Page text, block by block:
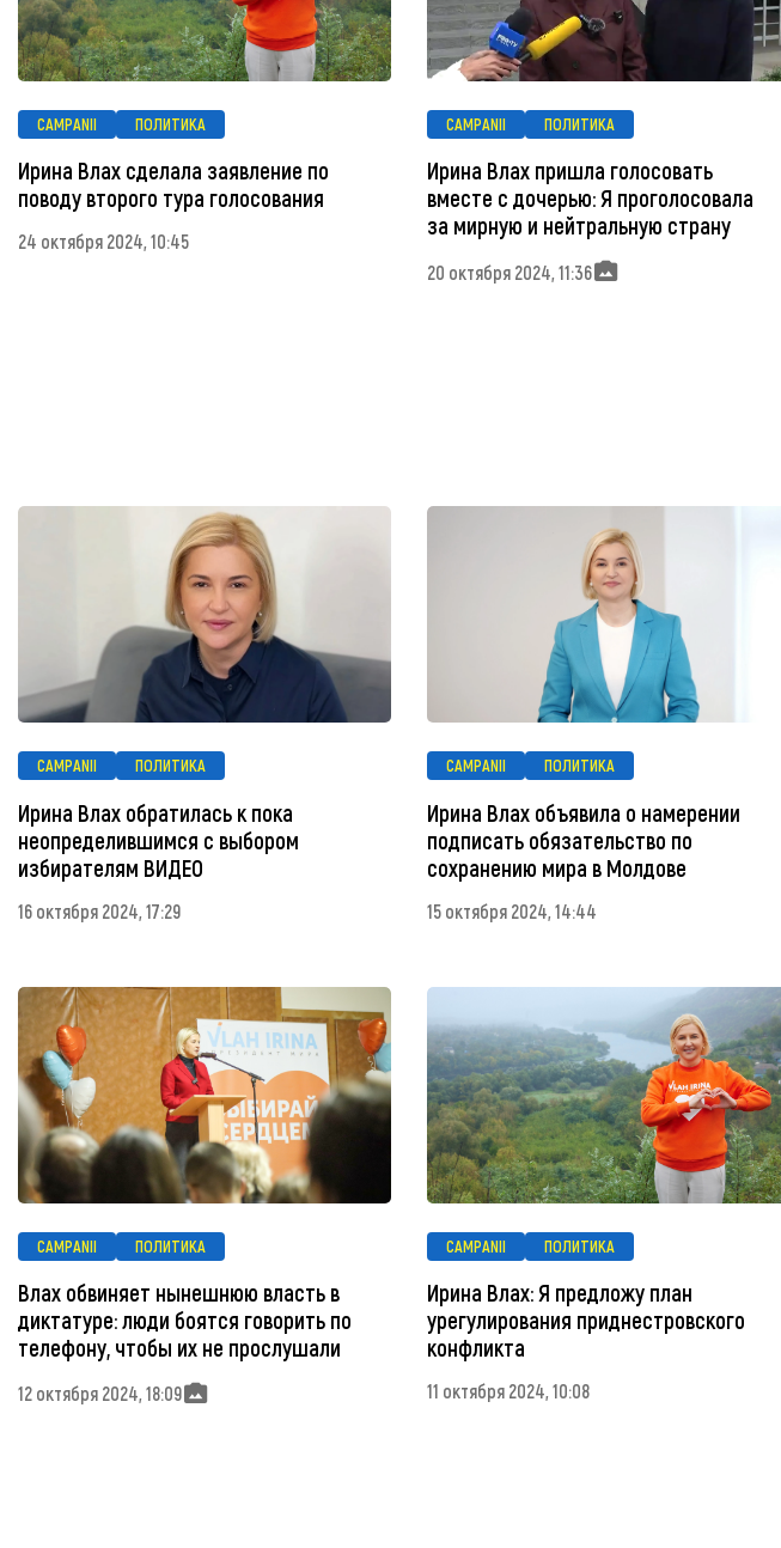
CAMPANII ПОЛИТИКА
Ирина Влах сделала заявление по
поводу второго тура голосования
24 октября 2024, 10:45
CAMPANII ПОЛИТИКА
Ирина Влах пришла голосовать
вместе с дочерью: Я проголосовала
за мирную и нейтральную страну
20 октября 2024, 11:36
CAMPANII ПОЛИТИКА
Ирина Влах обратилась к пока
неопределившимся с выбором
избирателям ВИДЕО
16 октября 2024, 17:29
CAMPANII ПОЛИТИКА
Ирина Влах объявила о намерении
подписать обязательство по
сохранению мира в Молдове
15 октября 2024, 14:44
CAMPANII ПОЛИТИКА
Влах обвиняет нынешнюю власть в
диктатуре: люди боятся говорить по
телефону, чтобы их не прослушали
12 октября 2024, 18:09
CAMPANII ПОЛИТИКА
Ирина Влах: Я предложу план
урегулирования приднестровского
конфликта
11 октября 2024, 10:08